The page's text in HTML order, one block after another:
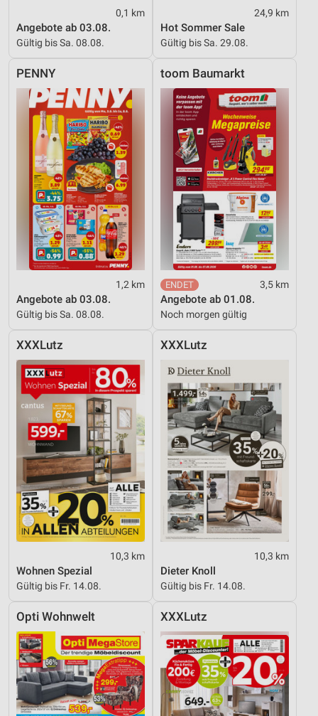
0,1 km
Angebote ab 03.08.
Gültig bis Sa. 08.08.
24,9 km
Hot Sommer Sale
Gültig bis Sa. 29.08.
PENNY
1,2 km
Angebote ab 03.08.
Gültig bis Sa. 08.08.
toom Baumarkt
3,5 km
Angebote ab 01.08.
Noch morgen gültig
XXXLutz
10,3 km
Wohnen Spezial
Gültig bis Fr. 14.08.
XXXLutz
10,3 km
Dieter Knoll
Gültig bis Fr. 14.08.
Opti Wohnwelt XXXLutz